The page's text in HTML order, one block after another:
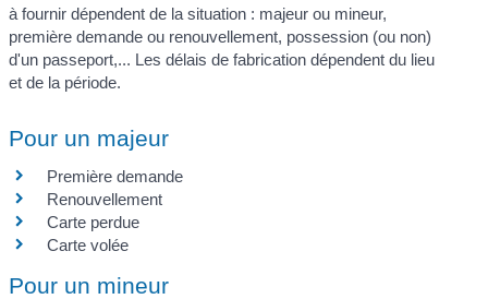
à fournir dépendent de la situation : majeur ou mineur,
première demande ou renouvellement, possession (ou non)
d'un passeport,... Les délais de fabrication dépendent du lieu
et de la période.
Pour un majeur
Première demande
Renouvellement
Carte perdue
Carte volée
Pour un mineur